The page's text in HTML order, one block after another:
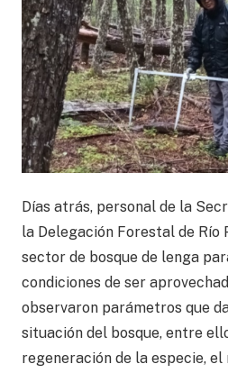
Días atrás, personal de la
la Delegación Forestal de Río
sector de bosque de lenga
condiciones de ser
observaron parámetros que
situación del bosque, entre
regeneración de la especie,